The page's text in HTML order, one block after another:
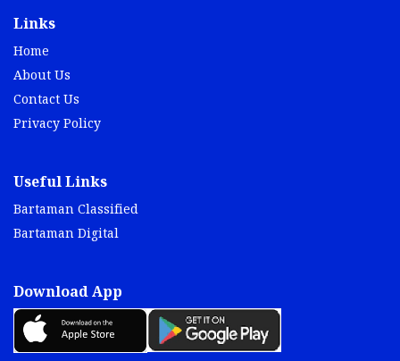
Links
Home
About Us
Contact Us
Privacy Policy
Useful Links
Bartaman Classified
Bartaman Digital
Download App